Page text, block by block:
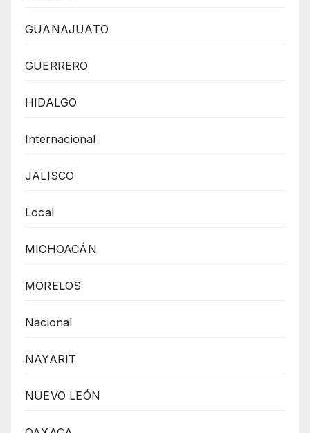
GUANAJUATO
GUERRERO
HIDALGO
Internacional
JALISCO
Local
MICHOACÁN
MORELOS
Nacional
NAYARIT
NUEVO LEÓN